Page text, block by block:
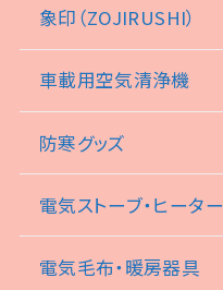
象印（ZOJIRUSHI）
車載用空気清浄機
防寒グッズ
電気ストーブ・ヒーター
電気毛布・暖房器具